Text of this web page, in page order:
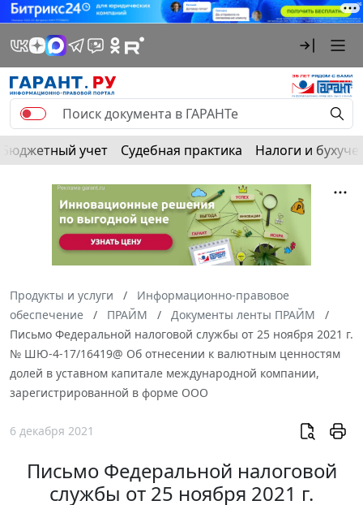
Бюджетный учет Судебная практика Налоги и
Продукты и услуги
Информационно-правовое
обеспечение
ПРАЙМ
Документы ленты ПРАЙМ
Письмо Федеральной налоговой службы от 25 ноября 2021 г.
№ ШЮ-4-17/16419@ Об отнесении к валютным ценностям
долей в уставном капитале международной компании,
зарегистрированной в форме ООО
6 декабря 2021
Письмо Федеральной налоговой
службы от 25 ноября 2021 г.